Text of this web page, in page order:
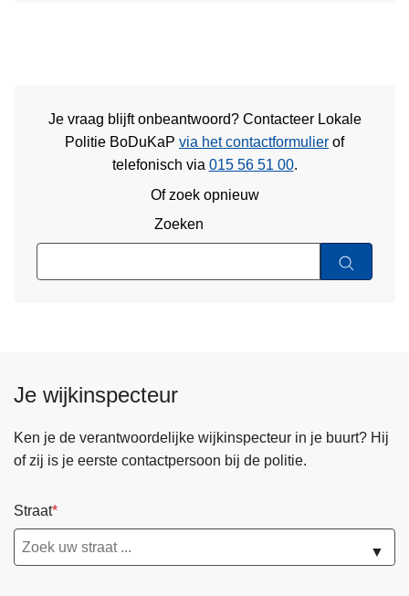
Je vraag blijft onbeantwoord? Contacteer Lokale
Politie BoDuKaP via het contactformulier of
telefonisch via 015 56 51 00.
Of zoek opnieuw
Zoeken
Je wijkinspecteur
Ken je de verantwoordelijke wijkinspecteur in je buurt? Hij
of zij is je eerste contactpersoon bij de politie.
Straat
▼